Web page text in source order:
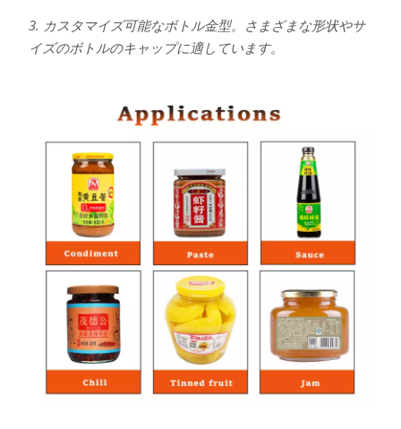
3. カスタマイズ可能なボトル金型。さまざまな形状やサ
イズのボトルのキャップに適しています。